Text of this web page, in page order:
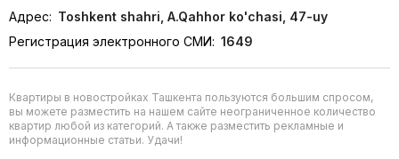
Адрес: Toshkent shahri, A.Qahhor ko'chasi, 47-uy
Регистрация электронного СМИ: 1649
Квартиры в новостройках Ташкента пользуются большим спросом,
вы можете разместить на нашем сайте неограниченное количество
квартир любой из категорий. А также разместить рекламные и
информационные статьи. Удачи!